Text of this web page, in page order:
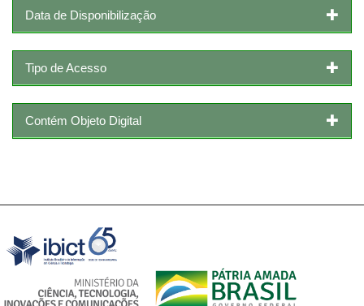
Data de Disponibilização
Tipo de Acesso
Contém Objeto Digital